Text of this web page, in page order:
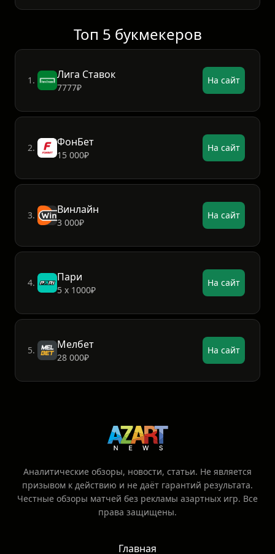
Топ 5 букмекеров
1. Лига Ставок
7777₽
На сайт
2. ФонБет
15 000₽
На сайт
3. Винлайн
3 000₽
На сайт
4. Пари
5 х 1000₽
На сайт
5. Мелбет
28 000₽
На сайт
Аналитические обзоры, новости, статьи. Не является
призывом к действию и не даёт гарантий результата.
Честные обзоры матчей без рекламы азартных игр. Все
права защищены.
Главная